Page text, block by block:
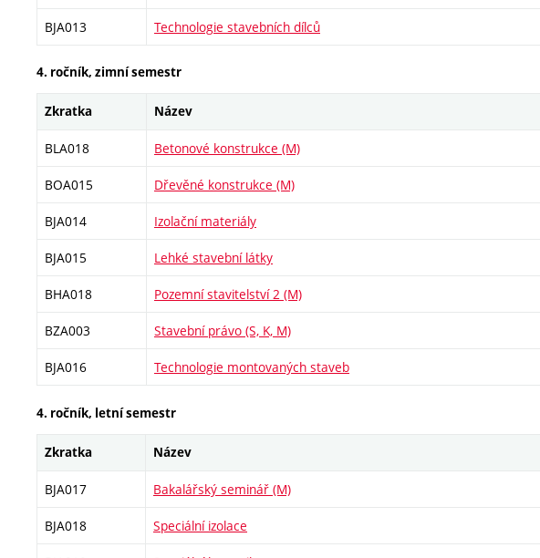
BJA013 Technologie stavebních dílců
4. ročník, zimní semestr
Zkratka Název
BLA018 Betonové konstrukce (M)
BOA015 Dřevěné konstrukce (M)
BJA014 Izolační materiály
BJA015 Lehké stavební látky
BHA018 Pozemní stavitelství 2 (M)
BZA003 Stavební právo (S, K, M)
BJA016 Technologie montovaných staveb
4. ročník, letní semestr
Zkratka Název
BJA017 Bakalářský seminář (M)
BJA018 Speciální izolace